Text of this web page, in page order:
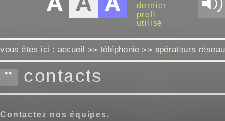
vous êtes ici : accueil >>téléphonie >> opérateurs réseau
contacts
Contactez nos équipes.